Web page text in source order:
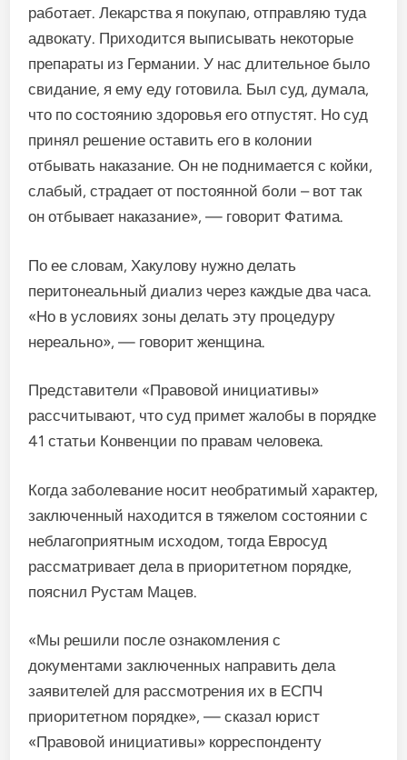
работает. Лекарства я покупаю, отправляю туда
адвокату. Приходится выписывать некоторые
препараты из Германии. У нас длительное было
свидание, я ему еду готовила. Был суд, думала,
что по состоянию здоровья его отпустят. Но суд
принял решение оставить его в колонии
отбывать наказание. Он не поднимается с койки,
слабый, страдает от постоянной боли – вот так
он отбывает наказание», — говорит Фатима.
По ее словам, Хакулову нужно делать
перитонеальный диализ через каждые два часа.
«Но в условиях зоны делать эту процедуру
нереально», — говорит женщина.
Представители «Правовой инициативы»
рассчитывают, что суд примет жалобы в порядке
41 статьи Конвенции по правам человека.
Когда заболевание носит необратимый характер,
заключенный находится в тяжелом состоянии с
неблагоприятным исходом, тогда Евросуд
рассматривает дела в приоритетном порядке,
пояснил Рустам Мацев.
«Мы решили после ознакомления с
документами заключенных направить дела
заявителей для рассмотрения их в ЕСПЧ
приоритетном порядке», — сказал юрист
«Правовой инициативы» корреспонденту